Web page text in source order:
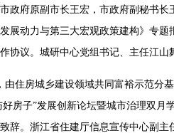
政府原副市长王宏，市政府副秘书长
展动力与第三大宏观政策建构》专题
议。城研中心党组书记、主任江山
由住房城乡建设领域共同富裕示范分
房子”发展创新论坛暨城市治理双月
辞。浙江省住建厅信息宣传中心副主